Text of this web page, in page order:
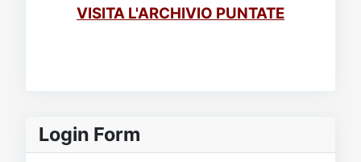
Login Form
VISITA L'ARCHIVIO PUNTATE